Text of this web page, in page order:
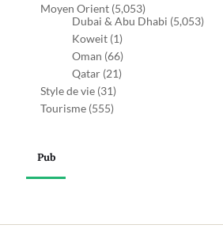
Moyen Orient (5,053)
Dubai & Abu Dhabi (5,053)
Koweit (1)
Oman (66)
Qatar (21)
Style de vie (31)
Tourisme (555)
Pub